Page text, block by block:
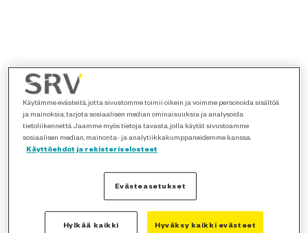
Käytämme evästeitä, jotta sivustomme toimii oikein ja voimme personoida sisältöä
ja mainoksia, tarjota sosiaalisen median ominaisuuksia ja analysoida
tietoliikennettä. Jaamme myös tietoja tavasta, jolla käytät sivustoamme
sosiaalisen median, mainonta- ja analytiikkakumppaneidemme kanssa.
Käyttöehdot ja rekisteriselosteet
Evästeasetukset
Hylkää kaikki Hyväksy kaikki evästeet